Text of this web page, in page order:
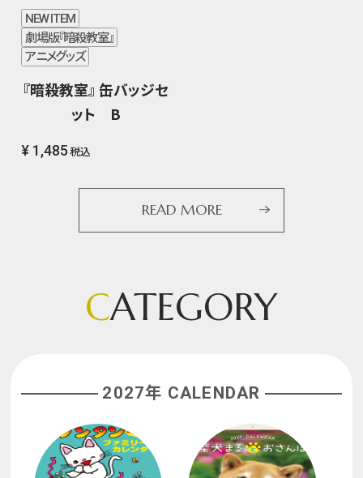
NEW ITEM
劇場版『暗殺教室』
アニメグッズ
『暗殺教室』 缶バッジセ
ット B
¥ 1,485 税込
READ MORE
CATEGORY
2027年 CALENDAR